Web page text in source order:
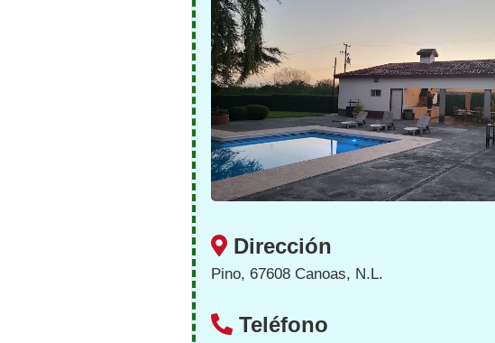
Dirección
Pino, 67608 Canoas, N.L.
Teléfono